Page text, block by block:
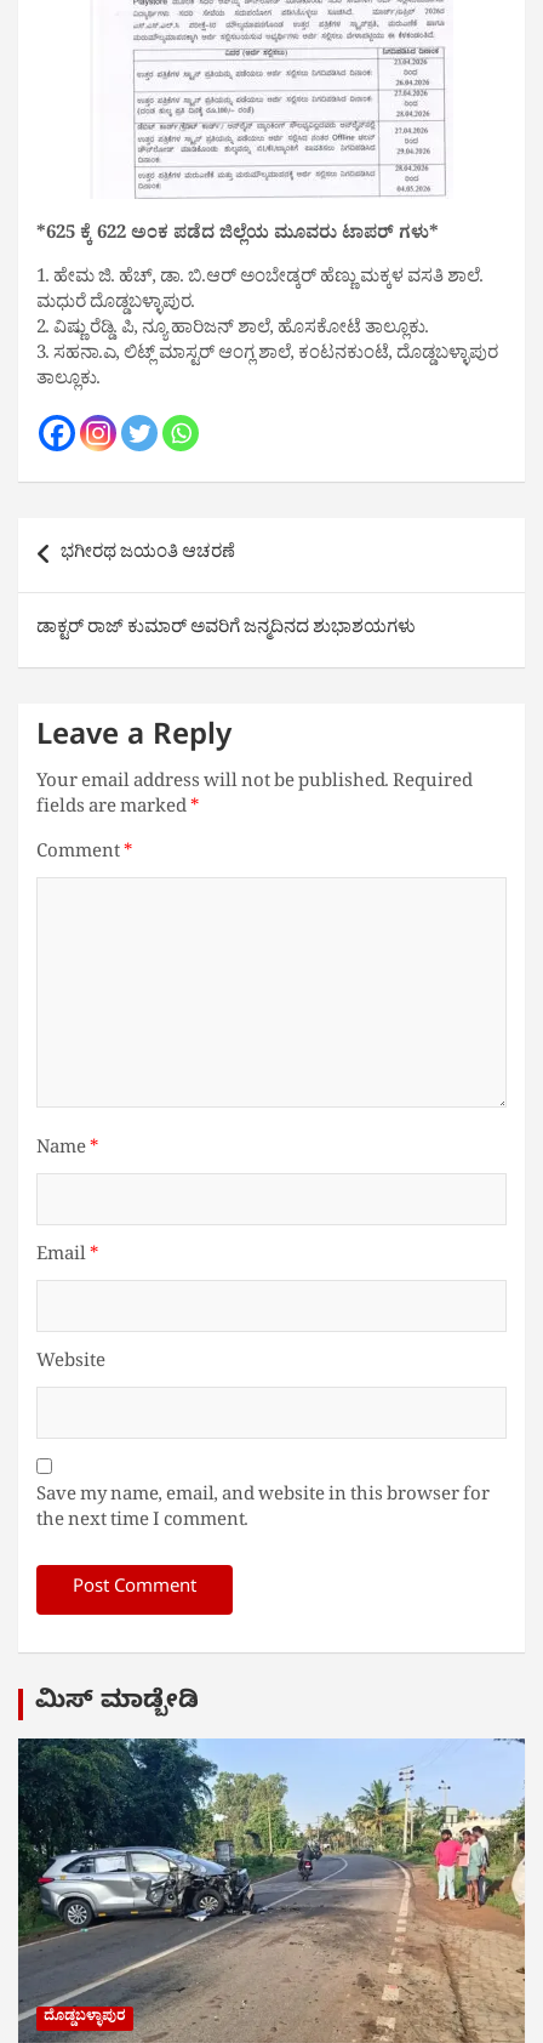
*625 ಕ್ಕೆ 622 ಅಂಕ ಪಡೆದ ಜಿಲ್ಲೆಯ ಮೂವರು ಟಾಪರ್ ಗಳು*
1. ಹೇಮ ಜಿ. ಹೆಚ್, ಡಾ. ಬಿ.ಆರ್ ಅಂಬೇಡ್ಕರ್ ಹೆಣ್ಣು ಮಕ್ಕಳ ವಸತಿ ಶಾಲೆ.
ಮಧುರೆ ದೊಡ್ಡಬಳ್ಳಾಪುರ.
2. ವಿಷ್ಣು ರೆಡ್ಡಿ. ಪಿ, ನ್ಯೂ ಹಾರಿಜನ್ ಶಾಲೆ, ಹೊಸಕೋಟೆ ತಾಲ್ಲೂಕು.
3. ಸಹನಾ.ಎ, ಲಿಟ್ಲ್ ಮಾಸ್ಟರ್ ಆಂಗ್ಲ ಶಾಲೆ, ಕಂಟನಕುಂಟೆ, ದೊಡ್ಡಬಳ್ಳಾಪುರ
ತಾಲ್ಲೂಕು.
Post
navigation
ಭಗೀರಥ ಜಯಂತಿ ಆಚರಣೆ
ಡಾಕ್ಟರ್ ರಾಜ್ ಕುಮಾರ್ ಅವರಿಗೆ ಜನ್ಮದಿನದ ಶುಭಾಶಯಗಳು
Leave a Reply
Your email address will not be published.Required
fields are marked*
Comment*
Name*
Email*
Website
Save my name, email, and website in this browser for
the next time I comment.
ಮಿಸ್ ಮಾಡ್ಬೇಡಿ
ದೊಡ್ಡಬಳ್ಳಾಪುರ